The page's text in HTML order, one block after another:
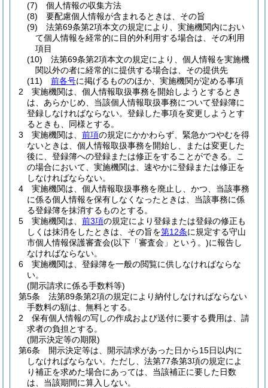
(7)
個人情報の収集方法
(8)
要配慮個人情報が含まれるときは、その旨
(9)
法第69条第2項本文の規定により、実施機関内におい
て個人情報を経常的に目的外利用する場合は、その利用
項目
(10)
法第69条第2項本文の規定により、個人情報を実施機
関以外の者に経常的に提供する場合は、その提供先
(11)
前各号に掲げるもののほか、実施機関が定める事項
2
実施機関は、個人情報取扱事務を開始しようとするとき
は、あらかじめ、当該個人情報取扱事務について登録簿に
登録しなければならない。 登録した事項を変更しようとす
るときも、同様とする。
3
実施機関は、 前項の規定にかかわらず、緊急かつやむを得
ないときは、個人情報取扱事務を開始し、または変更した
後に、登録簿への登録または修正をすることができる。
こ
の場合において、実施機関は、速やかに登録または修正を
しなければならない。
4
実施機関は、個人情報取扱事務を廃止し、かつ、当該事務
に係る個人情報を保有しなくなったときは、当該事務に係
る登録簿を抹消するものとする。
5
実施機関は、 前3項の規定により登録または登録の修正も
しくは抹消をしたときは、その旨を第12条に規定する守山
市個人情報保護審査会(以下「審査会」という。)に報告し
なければならない。
6
実施機関は、登録簿を一般の閲覧に供しなければならな
い。
(開示請求に係る手数料等)
第5条
法第89条第2項の規定により納付しなければならない
手数料の額は、無料とする。
2
保有個人情報の写しの作成および送付に要する費用は、請
求者の負担とする。
(開示決定等の期限)
第6条
開示決定等は、開示請求があった日から15日以内に
しなければならない。 ただし、法第77条第3項の規定によ
り補正を求めた場合にあっては、当該補正に要した日数
は、当該期間に算入しない。